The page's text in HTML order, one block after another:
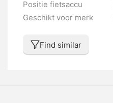
Positie fietsaccu
Geschikt voor merk
Find similar